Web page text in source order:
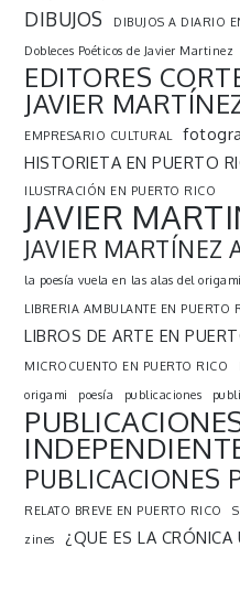
DIBUJOS DIBUJOS A DIARIO
Dobleces Poéticos de Javier Martinez
EDITORES
JAVIER
EMPRESARIO CULTURAL
HISTORIETA EN PUERTO
ILUSTRACIÓN EN PUERTO RICO
JAVIER
JAVIER MARTÍNEZ
la poesía vuela en las alas del
LIBRERIA AMBULANTE EN PUERTO
LIBROS DE ARTE EN
MICROCUENTO EN PUERTO RICO
origami
poesía publicaciones
PUBLICACIONES
RELATO BREVE EN PUERTO RICO
zines
¿QUE ES LA CRÓNICA